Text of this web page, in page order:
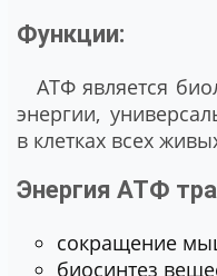
Функции:
АТФ является
энергии,
в клетках всех
Энергия АТФ
сокращение
биосинтез